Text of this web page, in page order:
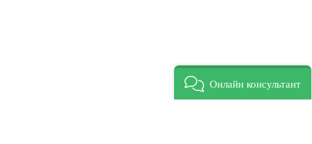
Онлайн консультант